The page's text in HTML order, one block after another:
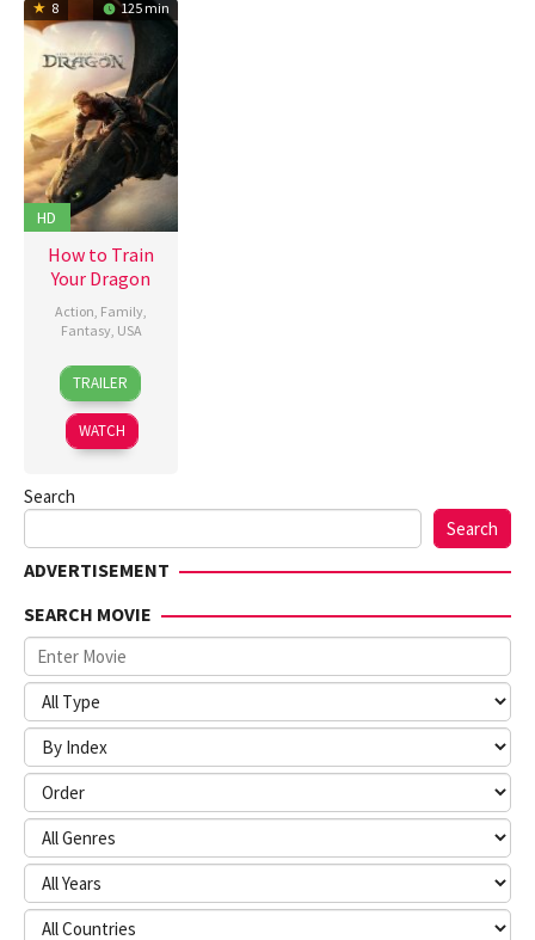
8 125 min
HD
How to Train
Your Dragon
Action, Family,
Fantasy, USA
6
Jun
2025
Dean
DeBlois
TRAILER
WATCH
Search
Search
ADVERTISEMENT
SEARCH MOVIE